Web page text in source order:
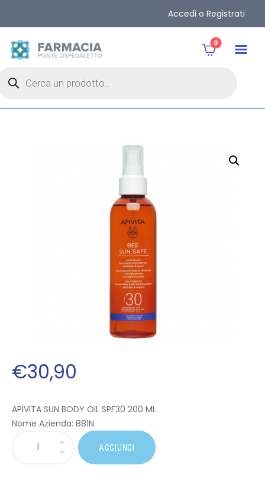
Accedi o Registrati
0
€30,90
APIVITA SUN BODY OIL SPF30 200 ML
Nome Azienda: 881N
AGGIUNGI